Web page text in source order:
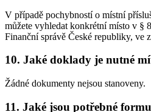
V případě pochybností o místní
můžete vyhledat konkrétní místo v §
Finanční správě České republiky, ve
10. Jaké doklady je nutné
Žádné dokumenty nejsou stanoveny.
11. Jaké jsou potřebné